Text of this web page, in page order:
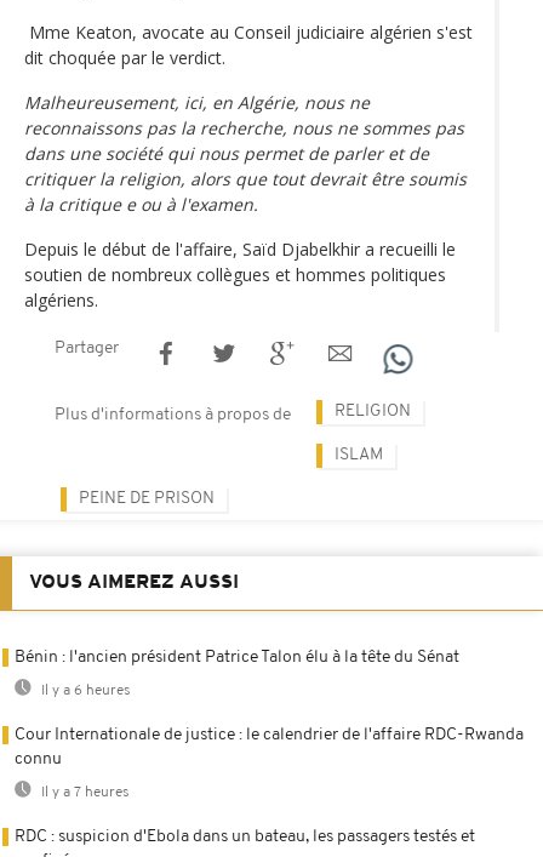
Mme Keaton, avocate au Conseil judiciaire algérien s'est
dit choquée par le verdict.
Malheureusement, ici, en Algérie, nous ne
reconnaissons pas la recherche, nous ne sommes pas
dans une société qui nous permet de parler et de
critiquer la religion, alors que tout devrait être soumis
à la critique e ou à l'examen.
Depuis le début de l'affaire, Saïd Djabelkhir a recueilli le
soutien de nombreux collègues et hommes politiques
algériens.
Partager
Plus d'informations à propos de RELIGION
ISLAM
PEINE DE PRISON
VOUS AIMEREZ AUSSI
Bénin : l'ancien président Patrice Talon élu à la tête du Sénat
Il y a 6 heures
Cour Internationale de justice : le calendrier de l'affaire RDC-Rwanda
connu
Il y a 7 heures
RDC : suspicion d'Ebola dans un bateau, les passagers testés et